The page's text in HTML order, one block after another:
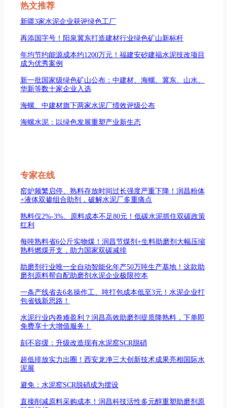
热文推荐
新疆3家水泥企业获评绿色工厂
再添国字号！阳泉冀东打造建材行业绿色矿山新标杆
年均节约能源成本约1200万元！福建安砂建福水泥技改项目
成为优秀案例
新一批国家级绿色矿山公布：中建材、海螺、冀东、山水、
华新等数十家企业入选
海螺、中建材旗下两家水泥厂绩效评级公布
海螺水泥：以绿色发展重塑产业新生态
专家在线
窑炉频繁启停、熟料存放时间过长强度严重下降！润昌粉体
+液体双掺组合助剂，破解水泥厂多重痛点
熟料仅2%-3%、原料成本不足80元！低碳水泥抓住双碳政策
红利
每吨熟料省6公斤实物煤！润昌节煤剂+生料助磨剂大幅压缩
熟料燃煤开支，助力国家双碳减排
助磨剂行业唯一全自动智能化年产50万吨生产基地！这款助
磨剂原料帮自配助磨剂水泥企业极限控本
一条产线省去6名操作工、吨打包成本低至3元！水泥企业打
包省钱新思路！
水泥行业内卷难盈利？润昌高效助磨剂提质降熟料，下单即
免费享十大增值服务！
刻不容缓：升级改造现有水泥窑SCR脱硝
超低排放实力出圈！西安龙净三大创新技术成果亮相国际水
泥展
避免：水泥窑SCR脱硝成为摆设
直接削减原料采购成本！润昌科技活性多元醇重塑助磨剂原